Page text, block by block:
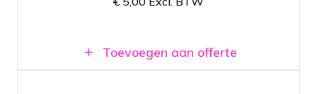
Gemakkelijk te bevestigen
Toevoegen aan offerte